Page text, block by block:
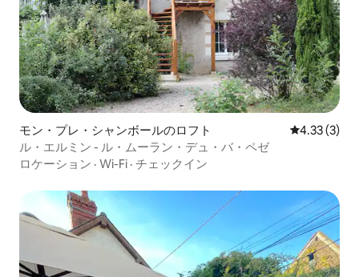
モン・プレ・シャンボールのロフト レビュー3
4.33 (3)
ル・エルミン - ル・ムーラン・デュ・バ・ペゼ
ロケーション · Wi-Fi · チェックイン